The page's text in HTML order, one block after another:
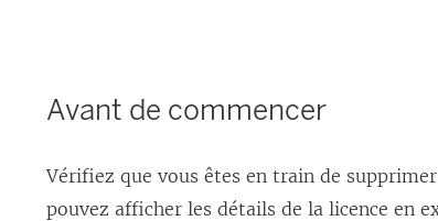
Avant de commencer
Vérifiez que vous êtes en train de
pouvez afficher les détails de la licence en